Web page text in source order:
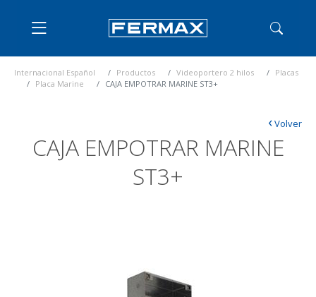
Internacional Español Productos Videoportero 2 hilos
Placas
Placa Marine
CAJA EMPOTRAR MARINE ST3+
CAJA EMPOTRAR MARINE
ST3+
‹Volver